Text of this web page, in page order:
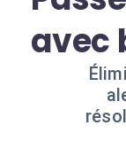
avec